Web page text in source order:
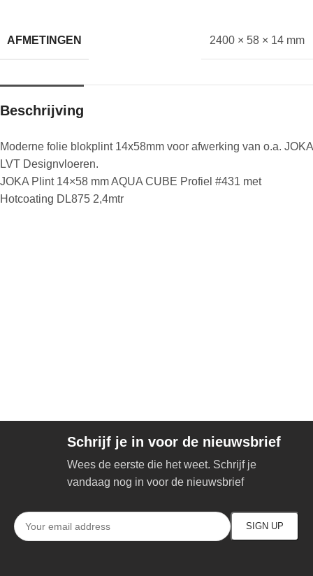
AFMETINGEN 2400 × 58 × 14 mm
Beschrijving
Moderne folie blokplint 14x58mm voor afwerking van o.a. JOKA
LVT Designvloeren.
JOKA Plint 14×58 mm AQUA CUBE Profiel #431 met
Hotcoating DL875 2,4mtr
Schrijf je in voor de nieuwsbrief
Wees de eerste die het weet. Schrijf je
vandaag nog in voor de nieuwsbrief